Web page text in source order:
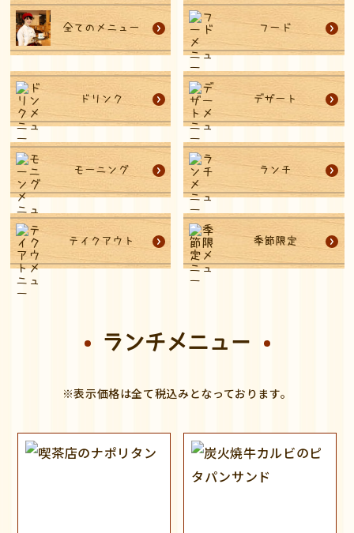
全てのメニュー フード
ドリンク デザート
モーニング ランチ
テイクアウト 季節限定
ランチメニュー